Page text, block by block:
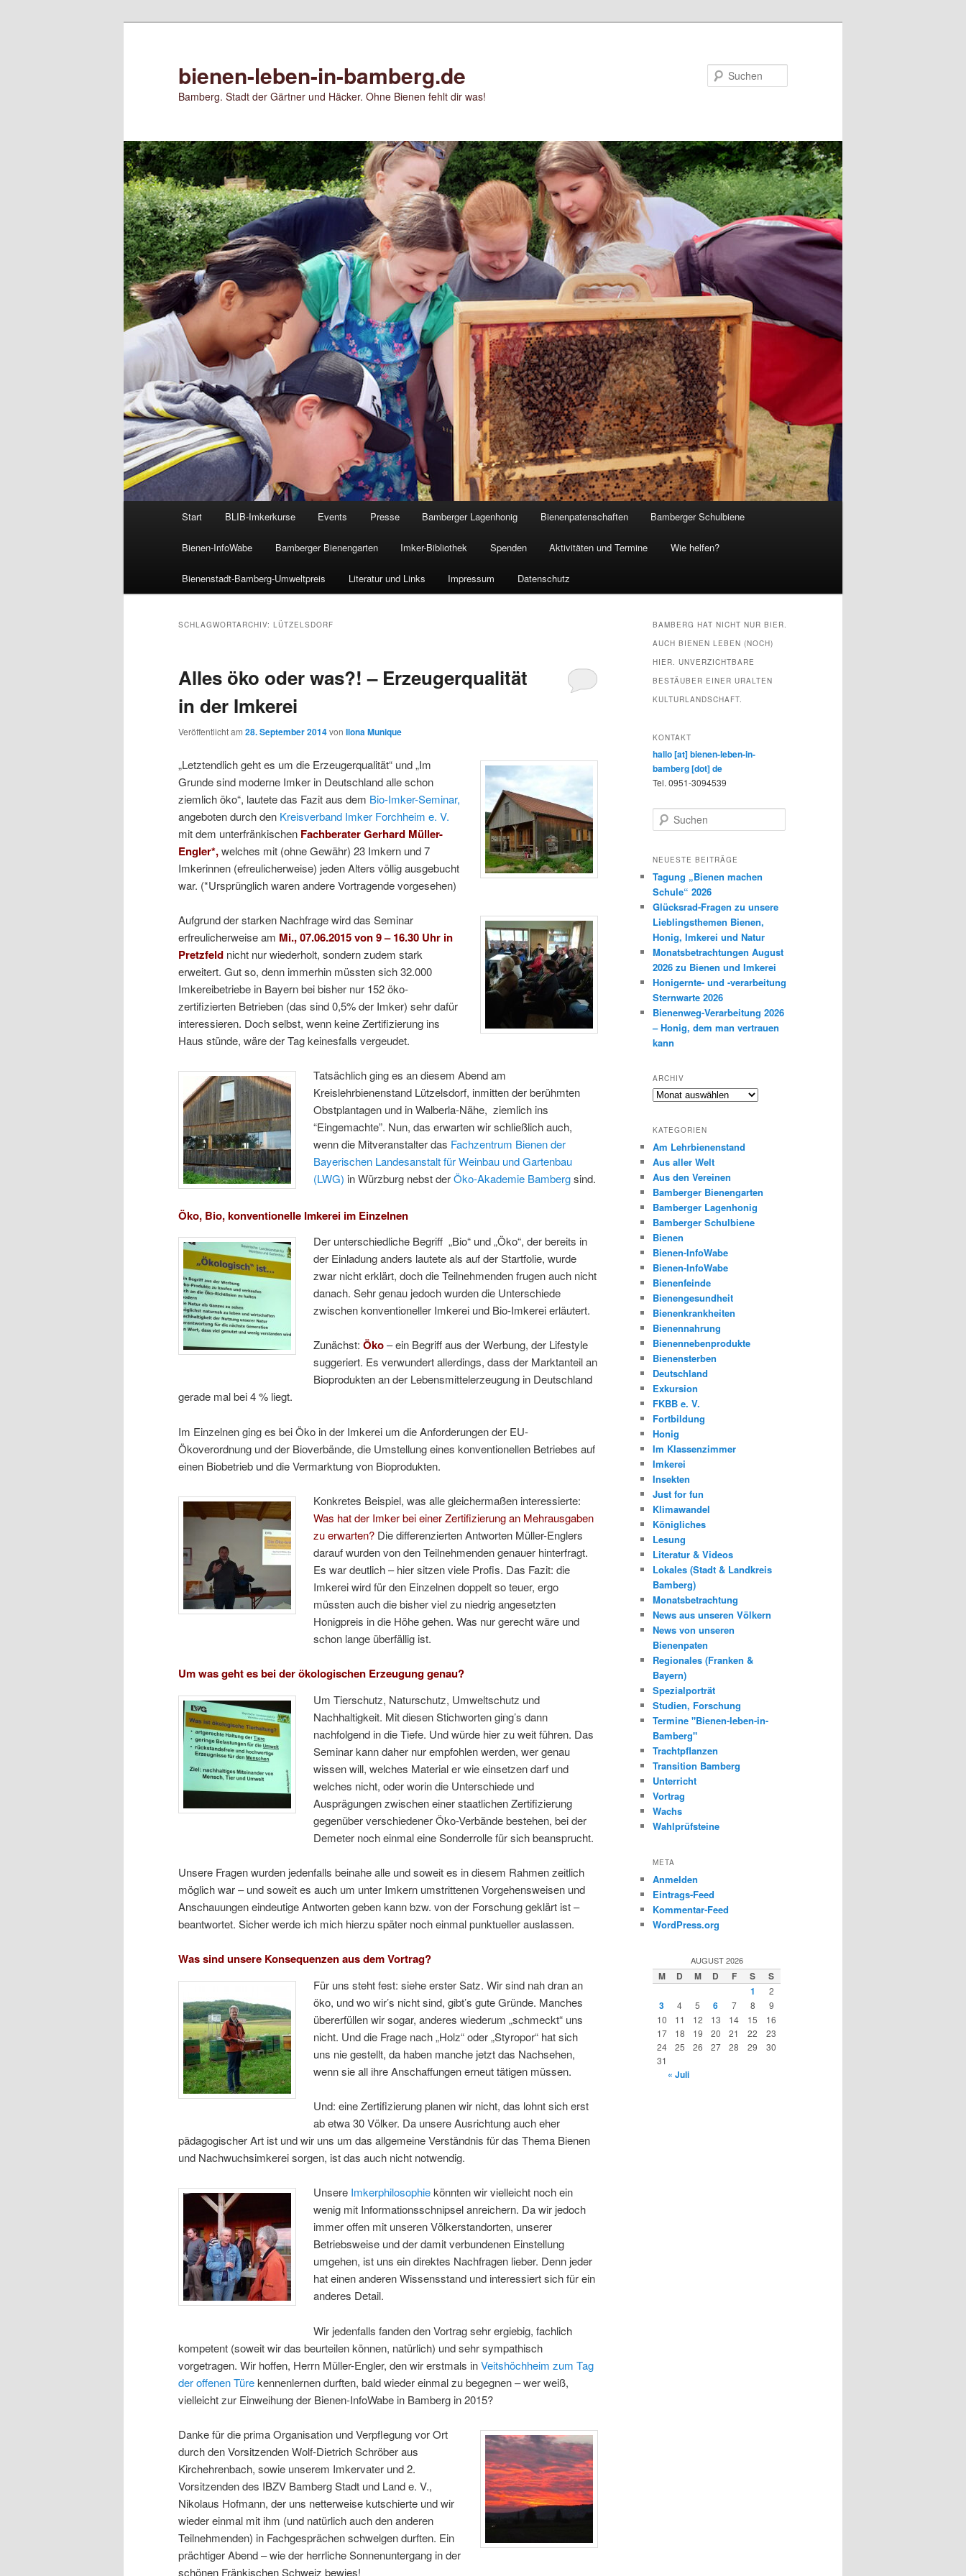
bienen-leben-in-bamberg.de
Bamberg. Stadt der Gärtner und Häcker. Ohne Bienen fehlt dir was!
Start BLIB-Imkerkurse Events Presse Bamberger Lagenhonig Bienenpatenschaften Bamberger Schulbiene
Bienen-InfoWabe Bamberger Bienengarten Imker-Bibliothek Spenden Aktivitäten und Termine Wie helfen?
Bienenstadt-Bamberg-Umweltpreis Literatur und Links Impressum Datenschutz
SCHLAGWORTARCHIV: LÜTZELSDORF
Alles öko oder was?! – Erzeugerqualität
in der Imkerei
Veröffentlicht am 28. September 2014von Ilona Munique
„Letztendlich geht es um die Erzeugerqualität“ und „Im
Grunde sind moderne Imker in Deutschland alle schon
ziemlich öko“, lautete das Fazit aus dem Bio-Imker-Seminar,
angeboten durch den Kreisverband Imker Forchheim e. V.
mit dem unterfränkischen Fachberater Gerhard Müller-
Engler*,welches mit (ohne Gewähr) 23 Imkern und 7
Imkerinnen (efreulicherweise) jeden Alters völlig ausgebucht
war. (*Ursprünglich waren andere Vortragende vorgesehen)
Aufgrund der starken Nachfrage wird das Seminar
erfreulicherweise am Mi., 07.06.2015 von 9 – 16.30 Uhr in
Pretzfeld nicht nur wiederholt, sondern zudem stark
erweitert. Gut so, denn immerhin müssten sich 32.000
Imkereibetriebe in Bayern bei bisher nur 152 öko-
zertifizierten Betrieben (das sind 0,5% der Imker) sehr dafür
interessieren. Doch selbst, wenn keine Zertifizierung ins
Haus stünde, wäre der Tag keinesfalls vergeudet.
Tatsächlich ging es an diesem Abend am
Kreislehrbienenstand Lützelsdorf, inmitten der berühmten
Obstplantagen und in Walberla-Nähe, ziemlich ins
“Eingemachte”. Nun, das erwarten wir schließlich auch,
wenn die Mitveranstalter das Fachzentrum Bienen der
Bayerischen Landesanstalt für Weinbau und Gartenbau
(LWG) in Würzburg nebst derÖko-Akademie Bambergsind.
Öko, Bio, konventionelle Imkerei im Einzelnen
Der unterschiedliche Begriff „Bio“ und „Öko“, der bereits in
der Einladung anders lautete als auf der Startfolie, wurde
zwar nicht erklärt, doch die Teilnehmenden frugen auch nicht
danach. Sehr genau jedoch wurden die Unterschiede
zwischen konventioneller Imkerei und Bio-Imkerei erläutert.
Zunächst:Öko– ein Begriff aus der Werbung, der Lifestyle
suggeriert. Es verwundert allerdings, dass der Marktanteil an
Bioprodukten an der Lebensmittelerzeugung in Deutschland
gerade mal bei 4 % liegt.
Im Einzelnen ging es bei Öko in der Imkerei um die Anforderungen der EU-
Ökoverordnung und der Bioverbände, die Umstellung eines konventionellen Betriebes auf
einen Biobetrieb und die Vermarktung von Bioprodukten.
Konkretes Beispiel, was alle gleichermaßen interessierte:
Was hat der Imker bei einer Zertifizierung an Mehrausgaben
zu erwarten? Die differenzierten Antworten Müller-Englers
darauf wurden von den Teilnehmenden genauer hinterfragt.
Es war deutlich – hier sitzen viele Profis. Das Fazit: die
Imkerei wird für den Einzelnen doppelt so teuer, ergo
müssten auch die bisher viel zu niedrig angesetzten
Honigpreis in die Höhe gehen. Was nur gerecht wäre und
schon lange überfällig ist.
Um was geht es bei der ökologischen Erzeugung genau?
Um Tierschutz, Naturschutz, Umweltschutz und
Nachhaltigkeit. Mit diesen Stichworten ging’s dann
nachfolgend in die Tiefe. Und würde hier zu weit führen. Das
Seminar kann daher nur empfohlen werden, wer genau
wissen will, welches Material er wie einsetzen darf und
welches nicht, oder worin die Unterschiede und
Ausprägungen zwischen einer staatlichen Zertifizierung
gegenüber verschiedener Öko-Verbände bestehen, bei der
Demeter noch einmal eine Sonderrolle für sich beansprucht.
Unsere Fragen wurden jedenfalls beinahe alle und soweit es in diesem Rahmen zeitlich
möglich war – und soweit es auch um unter Imkern umstrittenen Vorgehensweisen und
Anschauungen eindeutige Antworten geben kann bzw. von der Forschung geklärt ist –
beantwortet. Sicher werde ich mich hierzu später noch einmal punktueller auslassen.
Was sind unsere Konsequenzen aus dem Vortrag?
Für uns steht fest: siehe erster Satz. Wir sind nah dran an
öko, und wo wir’s nicht sind, gibt’s gute Gründe. Manches
übererfüllen wir sogar, anderes wiederum „schmeckt“ uns
nicht. Und die Frage nach „Holz“ oder „Styropor“ hat sich
uns nie gestellt, da haben manche jetzt das Nachsehen,
wenn sie all ihre Anschaffungen erneut tätigen müssen.
Und: eine Zertifizierung planen wir nicht, das lohnt sich erst
ab etwa 30 Völker. Da unsere Ausrichtung auch eher
pädagogischer Art ist und wir uns um das allgemeine Verständnis für das Thema Bienen
und Nachwuchsimkerei sorgen, ist das auch nicht notwendig.
Unsere Imkerphilosophiekönnten wir vielleicht noch ein
wenig mit Informationsschnipsel anreichern. Da wir jedoch
immer offen mit unseren Völkerstandorten, unserer
Betriebsweise und der damit verbundenen Einstellung
umgehen, ist uns ein direktes Nachfragen lieber. Denn jeder
hat einen anderen Wissensstand und interessiert sich für ein
anderes Detail.
Wir jedenfalls fanden den Vortrag sehr ergiebig, fachlich
kompetent (soweit wir das beurteilen können, natürlich) und sehr sympathisch
vorgetragen. Wir hoffen, Herrn Müller-Engler, den wir erstmals inVeitshöchheim zum Tag
der offenen Türekennenlernen durften, bald wieder einmal zu begegnen – wer weiß,
vielleicht zur Einweihung der Bienen-InfoWabe in Bamberg in 2015?
Danke für die prima Organisation und Verpflegung vor Ort
durch den Vorsitzenden Wolf-Dietrich Schröber aus
Kirchehrenbach, sowie unserem Imkervater und 2.
Vorsitzenden des IBZV Bamberg Stadt und Land e. V.,
Nikolaus Hofmann, der uns netterweise kutschierte und wir
wieder einmal mit ihm (und natürlich auch den anderen
Teilnehmenden) in Fachgesprächen schwelgen durften. Ein
prächtiger Abend – wie der herrliche Sonnenuntergang in der
schönen Fränkischen Schweiz bewies!
BAMBERG HAT NICHT NUR BIER.
AUCH BIENEN LEBEN (NOCH)
HIER. UNVERZICHTBARE
BESTÄUBER EINER URALTEN
KULTURLANDSCHAFT.
KONTAKT
hallo [at] bienen-leben-in-
bamberg [dot] de
Tel. 0951-3094539
u
h
n
NEUESTE BEITRÄGE
Tagung „Bienen machen
Schule“ 2026
Glücksrad-Fragen zu unsere
Lieblingsthemen Bienen,
Honig, Imkerei und Natur
Monatsbetrachtungen August
2026 zu Bienen und Imkerei
Honigernte- und -verarbeitung
Sternwarte 2026
Bienenweg-Verarbeitung 2026
– Honig, dem man vertrauen
kann
ARCHIV
Archiv
KATEGORIEN
Am Lehrbienenstand
Aus aller Welt
Aus den Vereinen
Bamberger Bienengarten
Bamberger Lagenhonig
Bamberger Schulbiene
Bienen
Bienen-InfoWabe
Bienen-InfoWabe
Bienenfeinde
Bienengesundheit
Bienenkrankheiten
Bienennahrung
Bienennebenprodukte
Bienensterben
Deutschland
Exkursion
FKBB e. V.
Fortbildung
Honig
Im Klassenzimmer
Imkerei
Insekten
Just for fun
Klimawandel
Königliches
Lesung
Literatur & Videos
Lokales (Stadt & Landkreis
Bamberg)
Monatsbetrachtung
News aus unseren Völkern
News von unseren
Bienenpaten
Regionales (Franken &
Bayern)
Spezialporträt
Studien, Forschung
Termine "Bienen-leben-in-
Bamberg"
Trachtpflanzen
Transition Bamberg
Unterricht
Vortrag
Wachs
Wahlprüfsteine
META
Anmelden
Eintrags-Feed
Kommentar-Feed
WordPress.org
AUGUST 2026
M D M D F S
S
1
2
3 4 5 6 7 8
9
10
11 12 13 14 15
16
17
18 19 20 21 22
23
24
25 26 27 28 29
30
31
« Juli